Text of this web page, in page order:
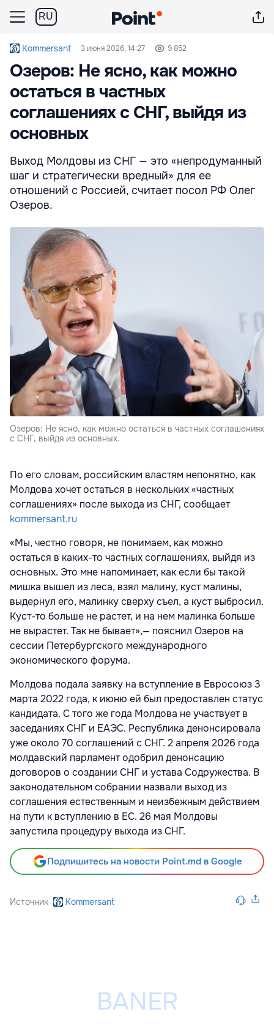
RU
Kommersant 3 июня 2026, 14:27 9 852
Озеров: Не ясно, как можно
остаться в частных
соглашениях с СНГ, выйдя из
основных
Выход Молдовы из СНГ — это «непродуманный
шаг и стратегически вредный» для ее
отношений с Россией, считает посол РФ Олег
Озеров.
Озеров: Не ясно, как можно остаться в частных соглашениях
с СНГ, выйдя из основных.
По его словам, российским властям непонятно, как
Молдова хочет остаться в нескольких «частных
соглашениях» после выхода из СНГ, сообщает
kommersant.ru
«Мы, честно говоря, не понимаем, как можно
остаться в каких-то частных соглашениях, выйдя из
основных. Это мне напоминает, как если бы такой
мишка вышел из леса, взял малину, куст малины,
выдернул его, малинку сверху съел, а куст выбросил.
Куст-то больше не растет, и на нем малинка больше
не вырастет. Так не бывает»,— пояснил Озеров на
сессии Петербургского международного
экономического форума.
Молдова подала заявку на вступление в Евросоюз 3
марта 2022 года, к июню ей был предоставлен статус
кандидата. С того же года Молдова не участвует в
заседаниях СНГ и ЕАЭС. Республика денонсировала
уже около 70 соглашений с СНГ. 2 апреля 2026 года
молдавский парламентодобрил денонсацию
договоров о создании СНГ и устава Содружества. В
законодательном собрании назвали выход из
соглашения естественным и неизбежным действием
на пути к вступлению в ЕС. 26 мая Молдовы
запустила процедуру выхода из СНГ.
Подпишитесь на новости Point.md в Google
Источник Kommersant